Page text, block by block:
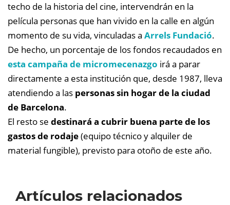
techo de la historia del cine, intervendrán en la
película personas que han vivido en la calle en algún
momento de su vida, vinculadas a Arrels Fundació.
De hecho, un porcentaje de los fondos recaudados en
esta campaña de micromecenazgo irá a parar
directamente a esta institución que, desde 1987, lleva
atendiendo a las personas sin hogar de la ciudad
de Barcelona.
El resto se destinará a cubrir buena parte de los
gastos de rodaje(equipo técnico y alquiler de
material fungible), previsto para otoño de este año.
Artículos relacionados